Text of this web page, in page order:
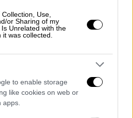
Use,
or Sharing of my
Unrelated with the
was collected.
to enable storage
like cookies on web or
αναφορά και στη
στηλιτεύοντας το
εξοπλίζεται με
«Δεν υπάρχει κοινό
απέναντι στην
εταίρος σταθερός και
από έναν άλλον ο